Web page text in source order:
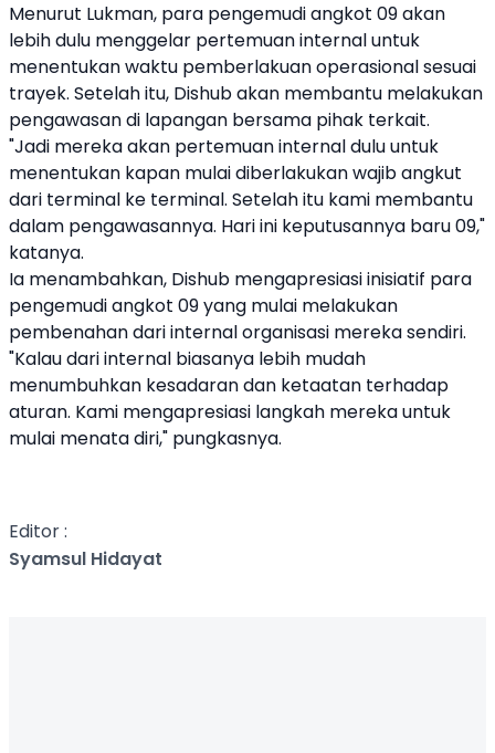
Menurut Lukman, para pengemudi angkot 09 akan
lebih dulu menggelar pertemuan internal untuk
menentukan waktu pemberlakuan operasional sesuai
trayek. Setelah itu, Dishub akan membantu melakukan
pengawasan di lapangan bersama pihak terkait.
"Jadi mereka akan pertemuan internal dulu untuk
menentukan kapan mulai diberlakukan wajib angkut
dari terminal ke terminal. Setelah itu kami membantu
dalam pengawasannya. Hari ini keputusannya baru 09,"
katanya.
Ia menambahkan, Dishub mengapresiasi inisiatif para
pengemudi angkot 09 yang mulai melakukan
pembenahan dari internal organisasi mereka sendiri.
"Kalau dari internal biasanya lebih mudah
menumbuhkan kesadaran dan ketaatan terhadap
aturan. Kami mengapresiasi langkah mereka untuk
mulai menata diri," pungkasnya.
Editor :
Syamsul Hidayat